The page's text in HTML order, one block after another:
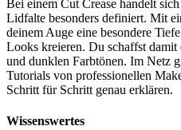
Bei einem Cut Crease handelt
Lidfalte besonders definiert. Mit
deinem Auge eine besondere
Looks kreieren. Du schaffst
und dunklen Farbtönen. Im Netz
Tutorials von professionellen
Schritt für Schritt genau erklären.
Wissenswertes